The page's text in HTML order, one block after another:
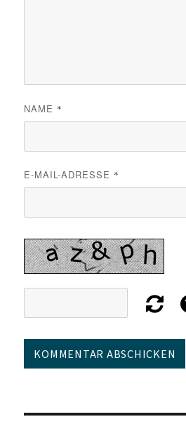
NAME *
E-MAIL-ADRESSE *
Beitragsnavigation